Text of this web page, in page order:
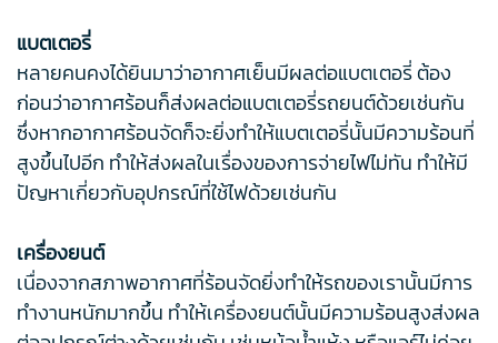
แบตเตอรี่
หลายคนคงได้ยินมาว่าอากาศเย็นมีผลต่อแบตเตอรี่ ต้อง
ก่อนว่าอากาศร้อนก็ส่งผลต่อแบตเตอรี่รถยนต์ด้วยเช่นกัน
ซึ่งหากอากาศร้อนจัดก็จะยิ่งทำให้แบตเตอรี่นั้นมีความร้อนที่
สูงขึ้นไปอีก ทำให้ส่งผลในเรื่องของการจ่ายไฟไม่ทัน ทำให้มี
ปัญหาเกี่ยวกับอุปกรณ์ที่ใช้ไฟด้วยเช่นกัน
เครื่องยนต์
เนื่องจากสภาพอากาศที่ร้อนจัดยิ่งทำให้รถของเรานั้นมีการ
ทำงานหนักมากขึ้น ทำให้เครื่องยนต์นั้นมีความร้อนสูงส่งผล